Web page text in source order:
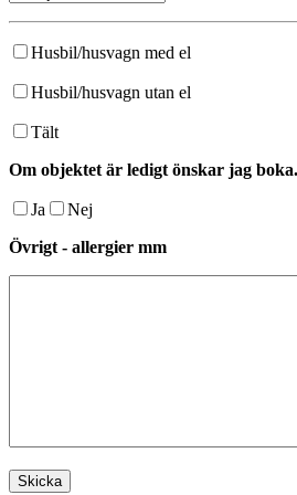
Husbil/husvagn med el
Husbil/husvagn utan el
Tält
Om objektet är ledigt önskar jag
Ja
Nej
Övrigt - allergier mm